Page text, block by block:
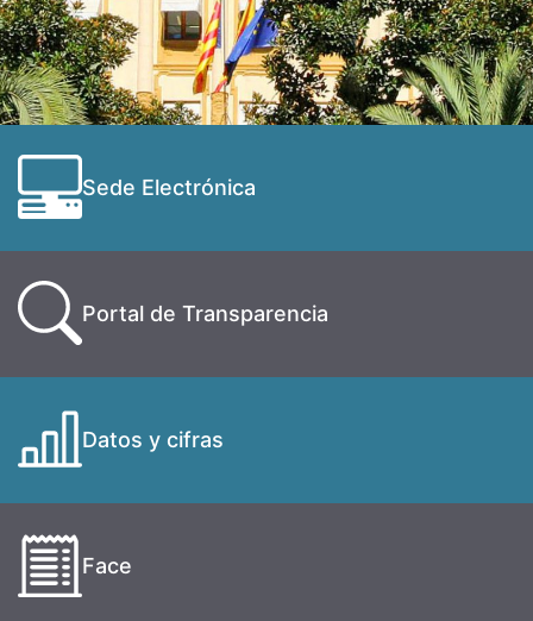
Sede Electrónica
Portal de Transparencia
Datos y cifras
Face